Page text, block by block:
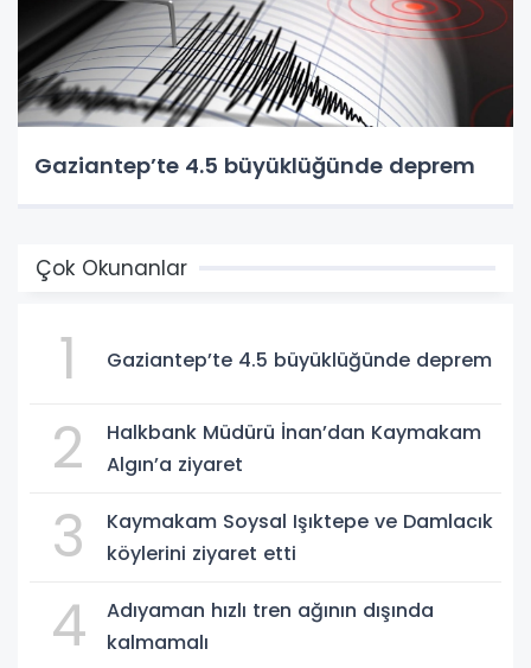
Gaziantep’te 4.5 büyüklüğünde deprem
Çok Okunanlar
1 Gaziantep’te 4.5 büyüklüğünde deprem
2
Halkbank Müdürü İnan’dan Kaymakam
Algın’a ziyaret
3
Kaymakam Soysal Işıktepe ve Damlacık
köylerini ziyaret etti
4
Adıyaman hızlı tren ağının dışında
kalmamalı